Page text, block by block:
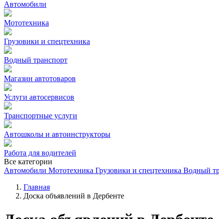
Автомобили
Мототехника
Грузовики и спецтехника
Водный транспорт
Магазин автотоваров
Услуги автосервисов
Транспортные услуги
Автошколы и автоинструкторы
Работа для водителей
Все категории
Автомобили Мототехника Грузовики и спецтехника Водный
Главная
Доска объявлений в Дербенте